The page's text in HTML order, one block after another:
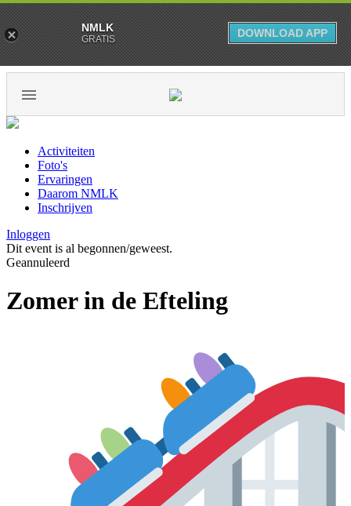
Activiteiten
Foto's
Ervaringen
Daarom NMLK
Inschrijven
Inloggen
Dit event is al begonnen/geweest.
Geannuleerd
Zomer in de Efteling
NMLK
GRATIS DOWNLOAD APP